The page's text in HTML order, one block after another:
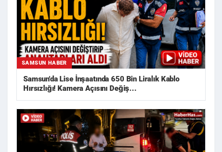
SAMSUN HABER
Samsun'da Lise İnşaatında 650 Bin Liralık Kablo
Hırsızlığı! Kamera Açısını Değiş...